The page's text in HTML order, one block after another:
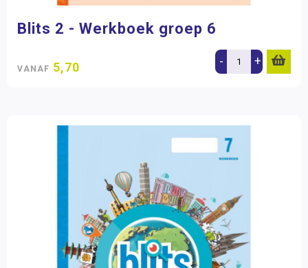
Blits 2 - Werkboek groep 6
VANAF 5,70 - +